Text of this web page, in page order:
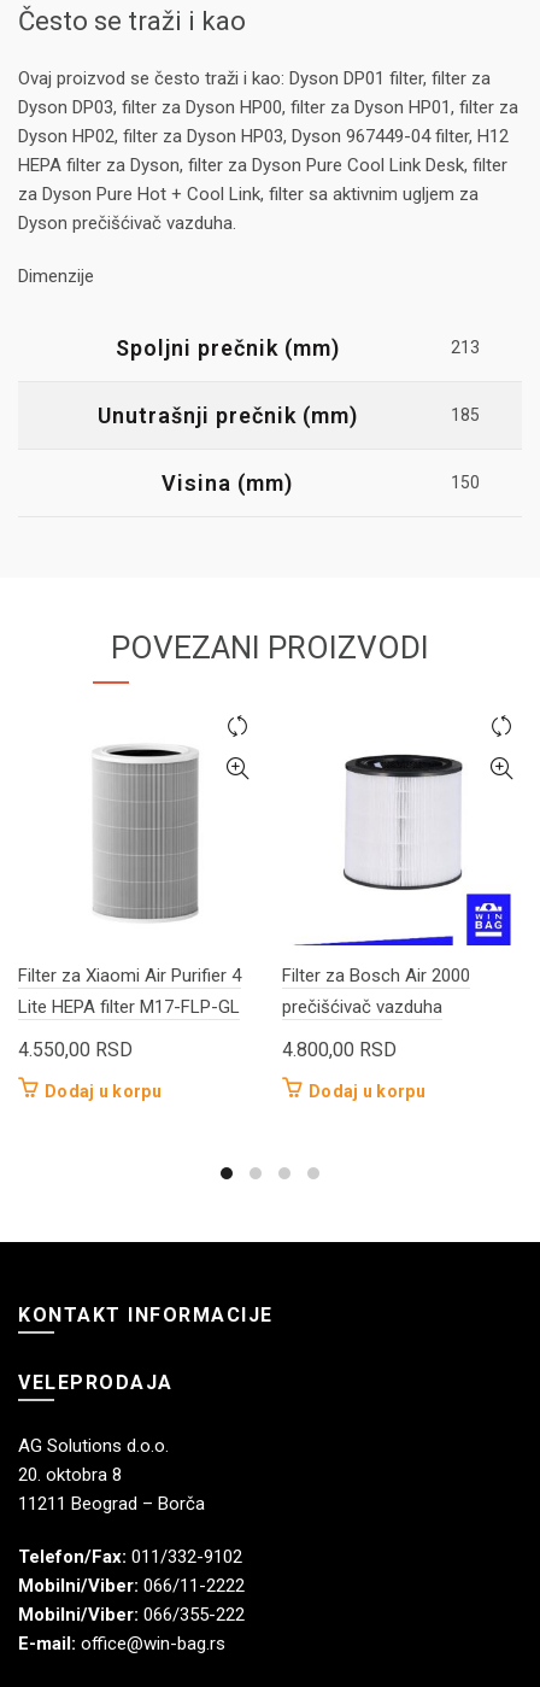
Često se traži i kao
Ovaj proizvod se često traži i kao: Dyson DP01 filter, filter za
Dyson DP03, filter za Dyson HP00, filter za Dyson HP01, filter za
Dyson HP02, filter za Dyson HP03, Dyson 967449-04 filter, H12
HEPA filter za Dyson, filter za Dyson Pure Cool Link Desk, filter
za Dyson Pure Hot + Cool Link, filter sa aktivnim ugljem za
Dyson prečišćivač vazduha.
Dimenzije
Spoljni prečnik (mm) 213
Unutrašnji prečnik (mm) 185
Visina (mm) 150
POVEZANI PROIZVODI
Filter za Xiaomi Air Purifier 4
Lite HEPA filter M17-FLP-GL
4.550,00 RSD
Dodaj u korpu
Filter za Bosch Air 2000
prečišćivač vazduha
4.800,00 RSD
Dodaj u korpu
KONTAKT INFORMACIJE
VELEPRODAJA
AG Solutions d.o.o.
20. oktobra 8
11211 Beograd – Borča
Telefon/Fax: 011/332-9102
Mobilni/Viber: 066/11-2222
Mobilni/Viber: 066/355-222
E-mail: office@win-bag.rs